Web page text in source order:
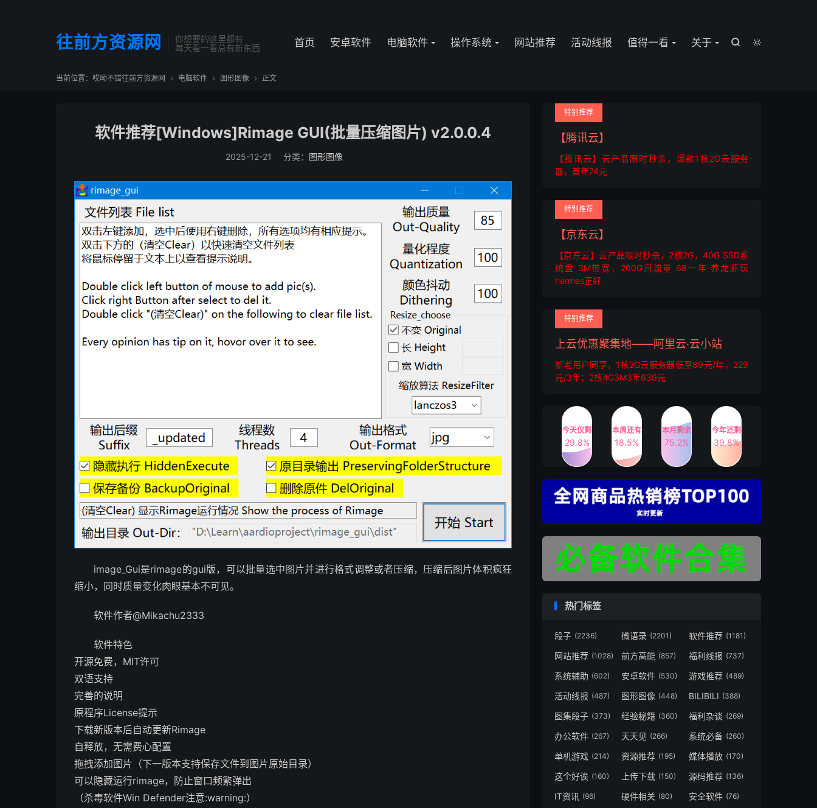
往前方资源网
你想要的这里都有
每天看一看总有新东西


首页 安卓软件 电脑软件 操作系统 网站推荐 活动线报 值得一看 关于
当前位置： 哎呦不错往前方资源网  电脑软件  图形图像  正文
软件推荐[Windows]Rimage GUI(批量压缩图片) v2.0.0.4
2025-12-21 分类： 图形图像
image_Gui是rimage的gui版，可以批量选中图片并进行格式调整或者压缩，压缩后图片体积疯狂
缩小，同时质量变化肉眼基本不可见。
软件作者@Mikachu2333
软件特色
开源免费，MIT许可
双语支持
完善的说明
原程序License提示
下载新版本后自动更新Rimage
自释放，无需费心配置
拖拽添加图片（下一版本支持保存文件到图片原始目录）
可以隐藏运行rimage，防止窗口频繁弹出
（杀毒软件Win Defender注意:warning:）
特别推荐
【腾讯云】
【腾讯云】云产品限时秒杀，爆款1核2G云服务
器，首年74元
特别推荐
【京东云】
【京东云】云产品限时秒杀，2核2G，40G SSD系
统盘 3M带宽，200G月流量 68一年 养龙虾玩
hermes正好
特别推荐
上云优惠聚集地——阿里云·云小站
新老用户同享，1核2G云服务器低至89元/年，229
元/3年；2核4G3M3年639元
今天仅剩
29.8%
本周还有
18.5%
本月剩余
75.2%
今年还剩
39.8%
热门标签
段子 (2236) 微语录 (2201) 软件推荐 (1181)
网站推荐 (1028) 前方高能 (857) 福利线报 (737)
系统辅助 (602) 安卓软件 (530) 游戏推荐 (489)
活动线报 (487) 图形图像 (448) BILIBILI (388)
图集段子 (373) 经验秘籍 (360) 福利杂谈 (269)
办公软件 (267) 天天见 (266) 系统必备 (260)
单机游戏 (214) 资源推荐 (195) 媒体播放 (170)
这个好诶 (160) 上传下载 (150) 源码推荐 (136)
IT资讯 (96) 硬件相关 (80) 安全软件 (76)